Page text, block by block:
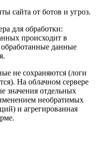
сайта от ботов и угроз.
для обработки:
происходит в
данные
не сохраняются (логи
На облачном сервере
значения отдельных
необратимых
и агрегированная